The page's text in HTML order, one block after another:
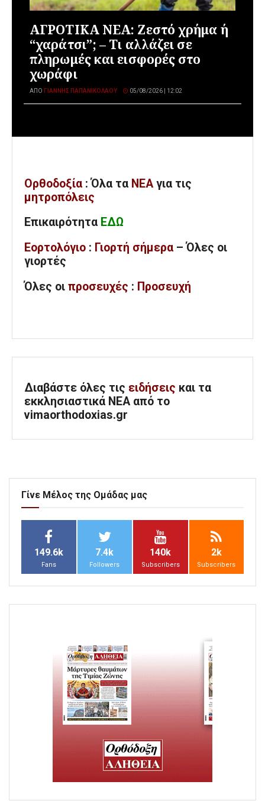
ΑΓΡΟΤΙΚΑ ΝΕΑ: Ζεστό χρήμα ή
“χαράτσι”; – Τι αλλάζει σε
πληρωμές και εισφορές στο
χωράφι
ΑΠΌ ΓΙΆΝΝΗΣ ΠΑΠΑΝΙΚΟΛΆΟΥ 05/08/2026 | 12:02
Ορθοδοξία : Όλα τα ΝΕΑ για τις
μητροπόλεις
Επικαιρότητα ΕΔΩ
Εορτολόγιο : Γιορτή σήμερα – Όλες οι
γιορτές
Όλες οι προσευχές : Προσευχή
Διαβάστε όλες τις ειδήσεις και τα
εκκλησιαστικά ΝΕΑ από το
vimaorthodoxias.gr
Γίνε Μέλος της Ομάδας μας
149.6k
Fans
7.4k
Followers
140k
Subscribers
2k
Subscribers